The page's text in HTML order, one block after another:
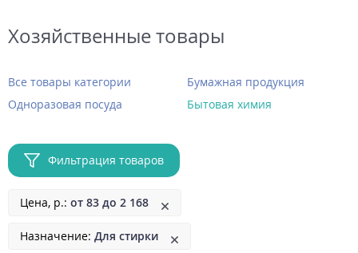
Хозяйственные товары
Все товары категории
Бумажная продукция
Одноразовая посуда
Бытовая химия
Фильтрация товаров
Цена, р.: от 83 до 2 168
Назначение: Для стирки